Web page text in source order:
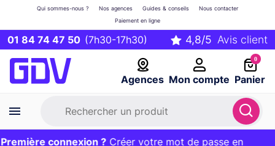
01 84 74 47 50 (7h30-17h30)
Agences Mon compte
Qui sommes-nous ? Nos agences Guides & conseils
Nous contacter
Paiement en ligne
0
Panier
Première commande ?20€ OFFERT sur votre panier
connexion ? Créer votre mot de passe en
EXCLU WEB :